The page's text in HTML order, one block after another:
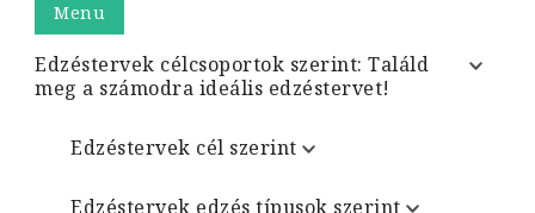
Menu
Edzéstervek célcsoportok szerint: Találd
meg a számodra ideális edzéstervet!
Edzéstervek cél szerint
Edzéstervek edzés típusok szerint